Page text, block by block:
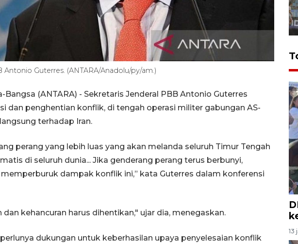
Antonio Guterres. (ANTARA/Anadolu/py/am.)
Bangsa (ANTARA) - Sekretaris Jenderal PBB Antonio Guterres
dan penghentian konflik, di tengah operasi militer gabungan AS-
terhadap Iran.
perang yang lebih luas yang akan melanda seluruh Timur Tengah
di seluruh dunia... Jika genderang perang terus berbunyi,
dampak konflik ini,” kata Guterres dalam konferensi
dan kehancuran harus dihentikan," ujar dia, menegaskan.
dukungan untuk keberhasilan upaya penyelesaian konflik
13